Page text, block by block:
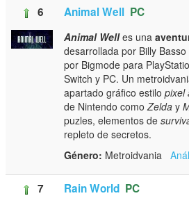
6 Animal Well PC
Animal Welles una
desarrollada por Billy
por Bigmode para
Switch y PC. Un
apartado gráfico estilopixel
de Nintendo comoZelda y
puzles, elementos de
repleto de secretos.
Género: Metroidvania
7 Rain World PC